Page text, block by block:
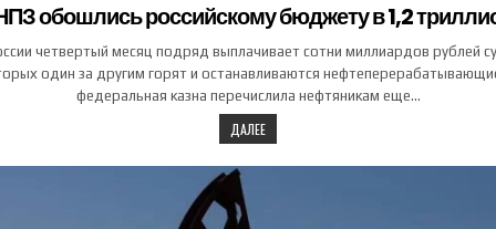
обошлись российскому бюджету в 1,2
четвертый месяц подряд выплачивает сотни миллиардов рублей
один за другим горят и останавливаются
федеральная казна перечислила нефтяникам еще…
ДАЛЕЕ